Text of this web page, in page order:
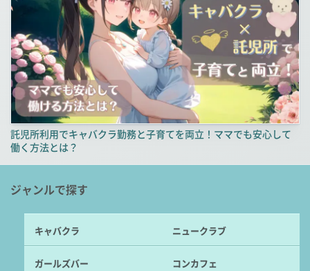
託児所利用でキャバクラ勤務と子育てを両立！ママでも安心して
働く方法とは？
ジャンルで探す
キャバクラ ニュークラブ
ガールズバー コンカフェ